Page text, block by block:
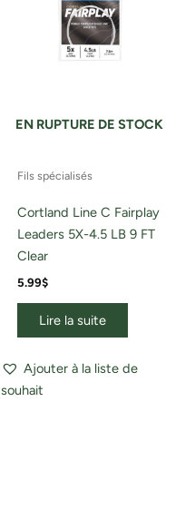
EN RUPTURE DE STOCK
Fils spécialisés
Cortland Line C Fairplay
Leaders 5X-4.5 LB 9 FT
Clear
5.99$
Lire la suite
Ajouter à la liste de
souhait